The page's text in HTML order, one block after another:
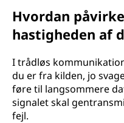
Hvordan
hastigheden af
I trådløs
du er fra kilden, jo
føre til langsommere
signalet skal
fejl.